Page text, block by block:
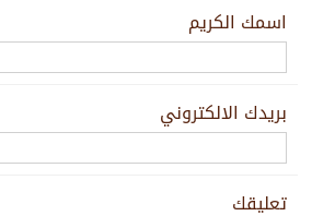
اسمك الكريم
بريدك الالكتروني
تعليقك